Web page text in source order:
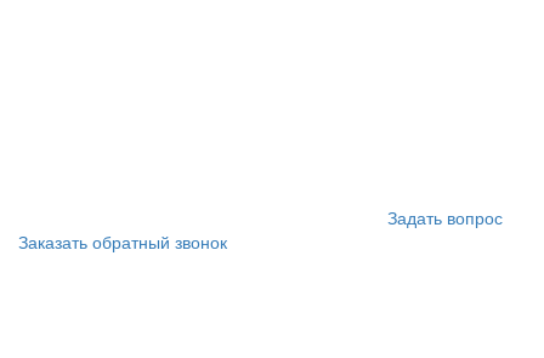
Задать вопрос
Заказать обратный звонок